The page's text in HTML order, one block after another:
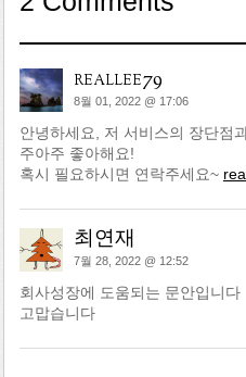
reallee79
8월 01, 2022 @ 17:06
안녕하세요, 저 서비스의 장단점
주아주 좋아해요!
혹시 필요하시면 연락주세요~
최연재
7월 28, 2022 @ 12:52
회사성장에 도움되는 문안입니다
고맙습니다